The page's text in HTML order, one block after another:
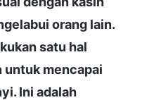
orang lain.
satu hal
untuk mencapai
Ini adalah